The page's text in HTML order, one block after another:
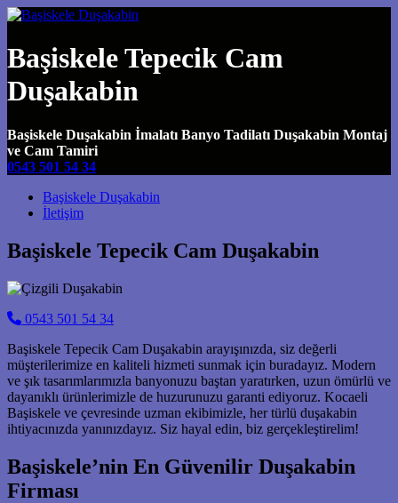
Başiskele Tepecik Cam
Duşakabin
Başiskele Duşakabin İmalatı Banyo Tadilatı Duşakabin Montaj
ve Cam Tamiri
0543 501 54 34
Main Navigation
Başiskele Duşakabin
İletişim
Başiskele Tepecik Cam Duşakabin
0543 501 54 34
Başiskele Tepecik Cam Duşakabin arayışınızda, siz değerli
müşterilerimize en kaliteli hizmeti sunmak için buradayız. Modern
ve şık tasarımlarımızla banyonuzu baştan yaratırken, uzun ömürlü ve
dayanıklı ürünlerimizle de huzurunuzu garanti ediyoruz. Kocaeli
Başiskele ve çevresinde uzman ekibimizle, her türlü duşakabin
ihtiyacınızda yanınızdayız. Siz hayal edin, biz gerçekleştirelim!
Başiskele’nin En Güvenilir Duşakabin
Firması